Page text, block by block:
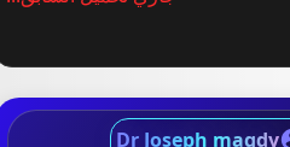
Dr Joseph magdy